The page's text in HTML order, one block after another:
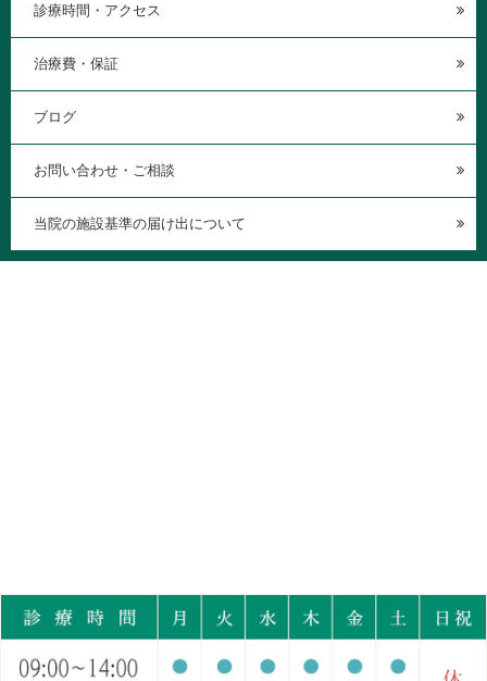
診療時間・アクセス
治療費・保証
ブログ
お問い合わせ・ご相談
当院の施設基準の届け出について